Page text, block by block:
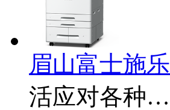
眉山富士施
活应对各种…